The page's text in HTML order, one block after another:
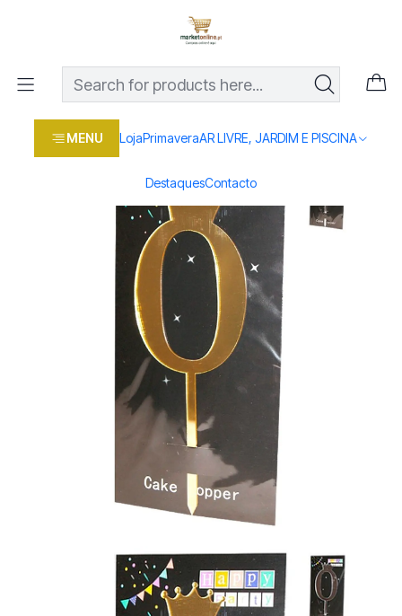
MENU LojaPrimaveraAR LIVRE, JARDIM E PISCINA
DestaquesContacto
Os melhores preços em produtos para casa, jardim e bricolage
Home Loja Casa e conforto
FESTAS
DEC. BOLO N. 0 18,5 CM 1558-670-0